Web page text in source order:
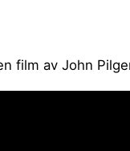
film av John